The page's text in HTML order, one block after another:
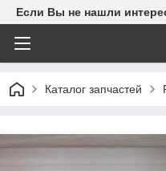
Если Вы не нашли
Каталог запчастей